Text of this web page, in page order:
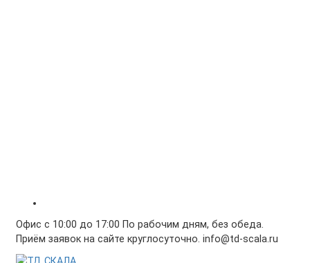
Офис с 10:00 до 17:00 По рабочим дням, без обеда.
Приём заявок на сайте круглосуточно. info@td-scala.ru